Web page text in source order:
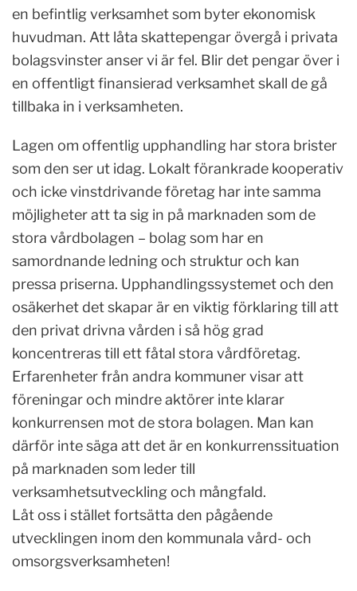
en befintlig verksamhet som byter ekonomisk
huvudman. Att låta skattepengar övergå i privata
bolagsvinster anser vi är fel. Blir det pengar över i
en offentligt finansierad verksamhet skall de gå
tillbaka in i verksamheten.
Lagen om offentlig upphandling har stora brister
som den ser ut idag. Lokalt förankrade kooperativ
och icke vinstdrivande företag har inte samma
möjligheter att ta sig in på marknaden som de
stora vårdbolagen – bolag som har en
samordnande ledning och struktur och kan
pressa priserna. Upphandlingssystemet och den
osäkerhet det skapar är en viktig förklaring till att
den privat drivna vården i så hög grad
koncentreras till ett fåtal stora vårdföretag.
Erfarenheter från andra kommuner visar att
föreningar och mindre aktörer inte klarar
konkurrensen mot de stora bolagen. Man kan
därför inte säga att det är en konkurrenssituation
på marknaden som leder till
verksamhetsutveckling och mångfald.
Låt oss i stället fortsätta den pågående
utvecklingen inom den kommunala vård- och
omsorgsverksamheten!